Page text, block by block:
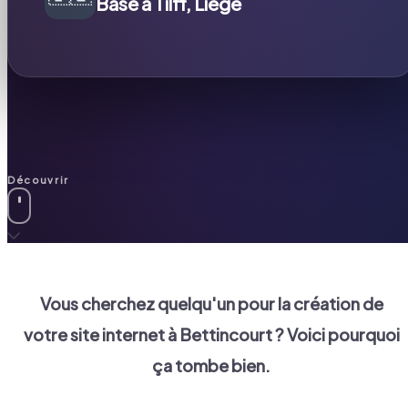
Découvrir
Vous cherchez quelqu'un pour la création de
votre site internet à Bettincourt? Voici pourquoi
ça tombe bien.